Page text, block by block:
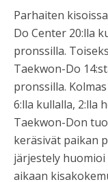
Parhaiten
Do Center 20:lla
pronssilla.
Taekwon-Do
pronssilla.
6:lla kullalla, 2:lla
Taekwon-Don
keräsivät paikan
järjestely
aikaan